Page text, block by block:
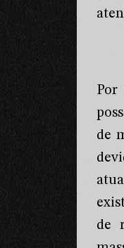
Por
de
de